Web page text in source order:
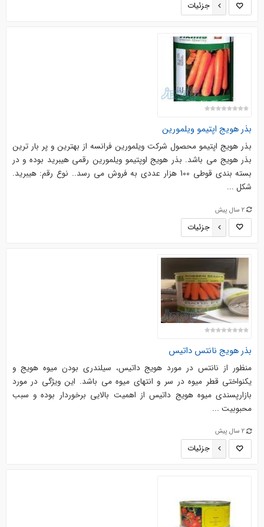
جزئیات
بذر هویج اپتیمو ویلمورین
بذر هویج اپتیمو محصول شرکت ویلمورین فرانسه از بهترین و پر بار ترین
بذر هویج می باشد. بذر هویج اوپتیمو ویلمورین رقمی هیبرید بوده و در
بسته بندی قوطی 100 هزار عددی به فروش می رسد.. نوع رقم: هیبرید.
شکل ...
2 سال پیش
جزئیات
بذر هویج نانتس داتیس
منظور از نانتس در مورد هویج داتیس، سیلندری بودن میوه هویج و
یکنواختی قطر میوه در سر و انتهای میوه می باشد. این ویژگی در مورد
بازارپسندی میوه هویج داتیس از اهمیت بالایی برخوردار بوده و سبب
محبوبیت ...
2 سال پیش
جزئیات